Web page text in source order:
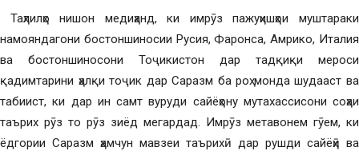
Таҳлилҳо нишон медиҳанд, ки имрӯз пажуҳишҳои муштараки
намояндагони бостоншиносии Русия, Фаронса, Амрико, Италия
ва бостоншиносони Тоҷикистон дар тадқиқи мероси
қадимтарини ҳалқи тоҷик дар Саразм ба роҳ монда шудааст ва
табиист, ки дар ин самт вуруди сайёҳону мутахассисони соҳаи
таърих рӯз то рӯз зиёд мегардад. Имрӯз метавонем гӯем, ки
ёдгории Саразм ҳамчун мавзеи таърихӣ дар рушди сайёҳӣ ва